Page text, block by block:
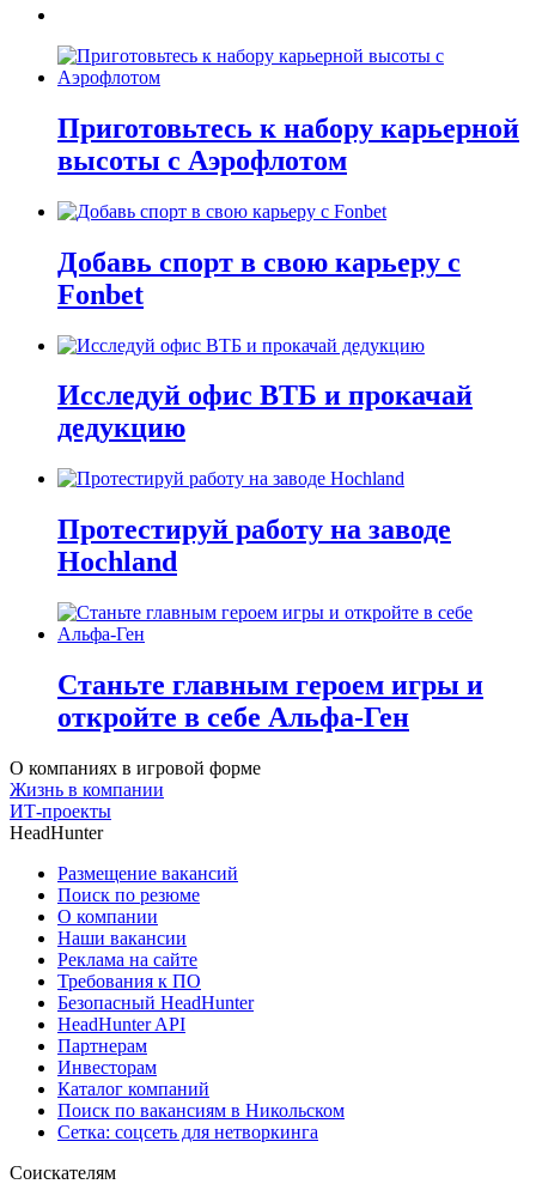
Приготовьтесь к набору карьерной
высоты с Аэрофлотом
Добавь спорт в свою карьеру с
Fonbet
Исследуй офис ВТБ и прокачай
дедукцию
Протестируй работу на заводе
Hochland
Станьте главным героем игры и
откройте в себе Альфа-Ген
О компаниях в игровой форме
Жизнь в компании
ИТ-проекты
HeadHunter
Размещение вакансий
Поиск по резюме
О компании
Наши вакансии
Реклама на сайте
Требования к ПО
Безопасный HeadHunter
HeadHunter API
Партнерам
Инвесторам
Каталог компаний
Поиск по вакансиям в Никольском
Сетка: соцсеть для нетворкинга
Соискателям